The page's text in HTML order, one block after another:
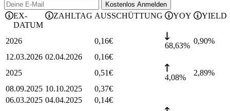
Kostenlos Anmelden
EX-
DATUM
ZAHLTAG AUSSCHÜTTUNG YOY YIELD
2026 0,16€
68,63%
0,90%
12.03.2026 02.04.2026 0,16€
2025
0,51€
4,08%
2,89%
08.09.2025 10.10.2025 0,37€
06.03.2025 04.04.2025 0,14€